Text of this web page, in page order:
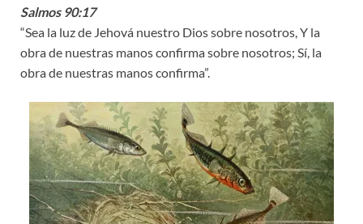
Salmos 90:17
“Sea la luz de Jehová nuestro Dios sobre nosotros, Y la
obra de nuestras manos confirma sobre nosotros; Sí, la
obra de nuestras manos confirma”.